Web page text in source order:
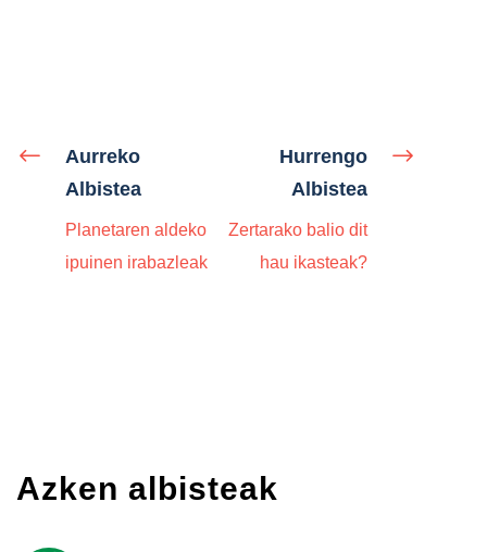
Aurreko
Albistea
Planetaren aldeko
ipuinen irabazleak
Hurrengo
Albistea
Zertarako balio dit
hau ikasteak?
Azken albisteak